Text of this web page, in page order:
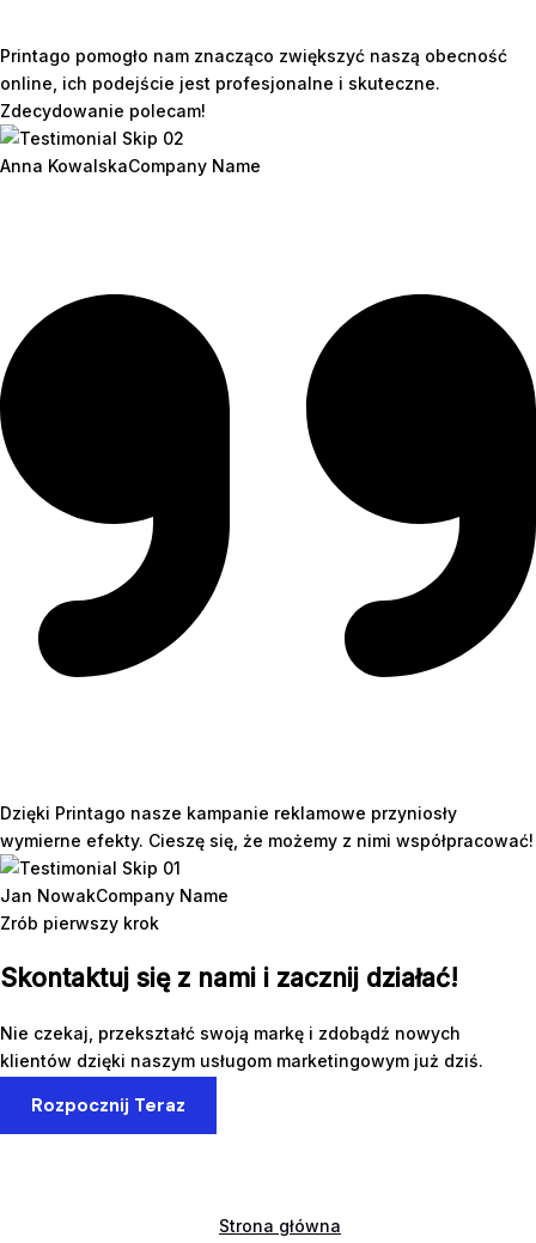
Printago pomogło nam znacząco zwiększyć naszą obecność
online, ich podejście jest profesjonalne i skuteczne.
Zdecydowanie polecam!
Anna KowalskaCompany Name
Dzięki Printago nasze kampanie reklamowe przyniosły
wymierne efekty. Cieszę się, że możemy z nimi współpracować!
Jan NowakCompany Name
Zrób pierwszy krok
Skontaktuj się z nami i zacznij działać!
Nie czekaj, przekształć swoją markę i zdobądź nowych
klientów dzięki naszym usługom marketingowym już dziś.
Rozpocznij Teraz
Strona główna